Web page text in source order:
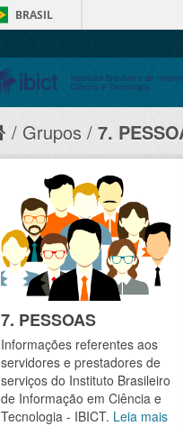
BRASIL
Grupos 7.
7. PESSOAS
Informações referentes aos
servidores e prestadores de
serviços do Instituto Brasileiro
de Informação em Ciência e
Tecnologia - IBICT. Leia mais